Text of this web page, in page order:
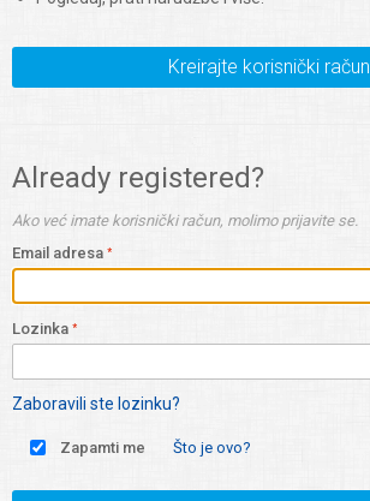
Kreirajte korisnički račun
Already registered?
Ako već imate korisnički račun, molimo prijavite se.
Email adresa
Lozinka
Zaboravili ste lozinku?
Zapamti me Što je ovo?